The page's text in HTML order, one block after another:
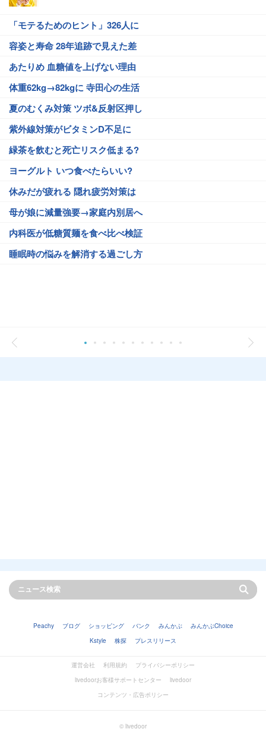
「モテるためのヒント」326人に
容姿と寿命 28年追跡で見えた差
あたりめ 血糖値を上げない理由
体重62kg→82kgに 寺田心の生活
夏のむくみ対策 ツボ&反射区押し
紫外線対策がビタミンD不足に
緑茶を飲むと死亡リスク低まる?
ヨーグルト いつ食べたらいい?
休みだが疲れる 隠れ疲労対策は
母が娘に減量強要→家庭内別居へ
内科医が低糖質麺を食べ比べ検証
睡眠時の悩みを解消する過ごし方
Peachy ブログ ショッピング バンク みんかぶ
みんかぶChoice
Kstyle
株探 プレスリリース
運営会社 利用規約
プライバシーポリシー
livedoorお客様サポートセンター
livedoor
コンテンツ・広告ポリシー
© livedoor